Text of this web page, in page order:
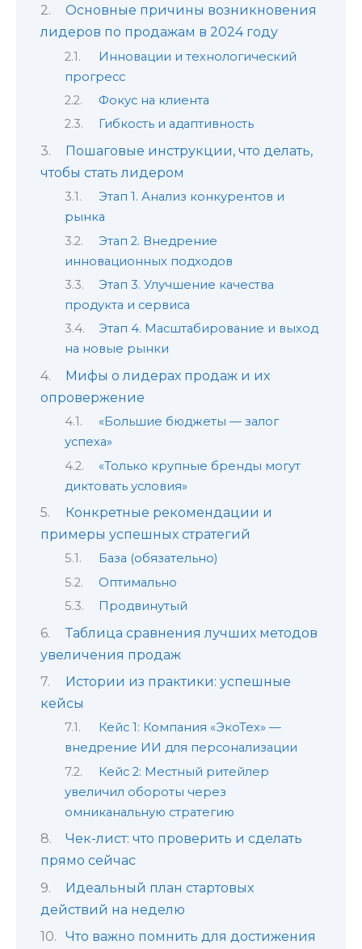
Основные причины возникновения
лидеров по продажам в 2024 году
Инновации и технологический
прогресс
Фокус на клиента
Гибкость и адаптивность
Пошаговые инструкции, что делать,
чтобы стать лидером
Этап 1. Анализ конкурентов и
рынка
Этап 2. Внедрение
инновационных подходов
Этап 3. Улучшение качества
продукта и сервиса
Этап 4. Масштабирование и выход
на новые рынки
Мифы о лидерах продаж и их
опровержение
«Большие бюджеты — залог
успеха»
«Только крупные бренды могут
диктовать условия»
Конкретные рекомендации и
примеры успешных стратегий
База (обязательно)
Оптимально
Продвинутый
Таблица сравнения лучших методов
увеличения продаж
Истории из практики: успешные
кейсы
Кейс 1: Компания «ЭкоТех» —
внедрение ИИ для персонализации
Кейс 2: Местный ритейлер
увеличил обороты через
омниканальную стратегию
Чек-лист: что проверить и сделать
прямо сейчас
Идеальный план стартовых
действий на неделю
Что важно помнить для достижения